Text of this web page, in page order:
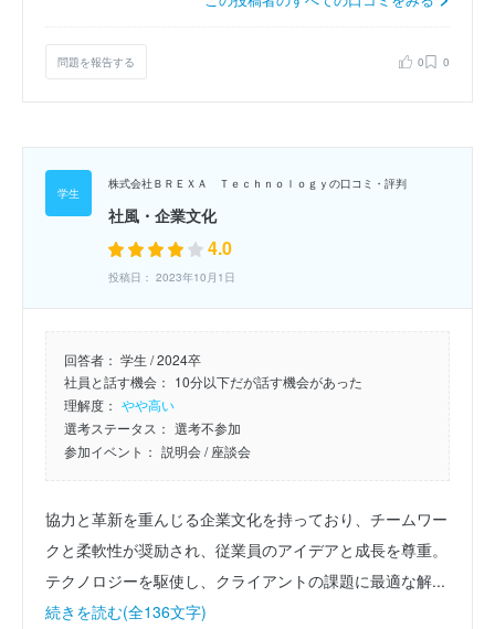
問題を報告する 0 0
株式会社ＢＲＥＸＡ Ｔｅｃｈｎｏｌｏｇｙの口コミ・評判
社風・企業文化
4.0
投稿日： 2023年10月1日
回答者： 学生 / 2024卒
社員と話す機会： 10分以下だが話す機会があった
理解度： やや高い
選考ステータス： 選考不参加
参加イベント： 説明会/ 座談会
協力と革新を重んじる企業文化を持っており、チームワー
クと柔軟性が奨励され、従業員のアイデアと成長を尊重。
テクノロジーを駆使し、クライアントの課題に最適な解...
続きを読む(全136文字)